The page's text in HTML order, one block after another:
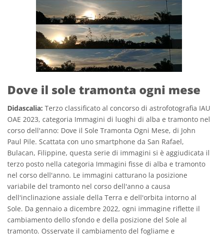
Dove il sole tramonta ogni mese
Didascalia: Terzo classificato al concorso di astrofotografia IAU
OAE 2023, categoria Immagini di luoghi di alba e tramonto nel
corso dell'anno: Dove il Sole Tramonta Ogni Mese, di John
Paul Pile. Scattata con uno smartphone da San Rafael,
Bulacan, Filippine, questa serie di immagini si è aggiudicata il
terzo posto nella categoria Immagini fisse di alba e tramonto
nel corso dell'anno. Le immagini catturano la posizione
variabile del tramonto nel corso dell'anno a causa
dell'inclinazione assiale della Terra e dell'orbita intorno al
Sole. Da gennaio a dicembre 2022, ogni immagine riflette il
cambiamento dello sfondo e della posizione del Sole al
tramonto. Osservate il cambiamento del fogliame e